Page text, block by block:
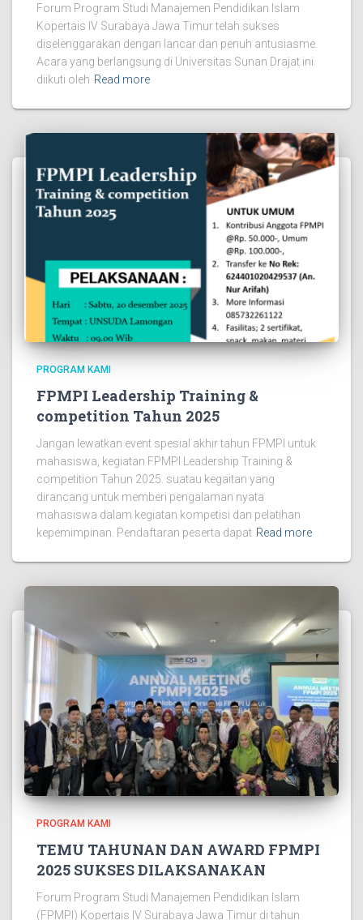
Forum Program Studi Manajemen Pendidikan Islam
Kopertais IV Surabaya Jawa Timur telah sukses
diselenggarakan dengan lancar dan penuh antusiasme.
Acara yang berlangsung di Universitas Sunan Drajat ini
diikuti oleh Read more
PROGRAM KAMI
FPMPI Leadership Training &
competition Tahun 2025
Jangan lewatkan event spesial akhir tahun FPMPI untuk
mahasiswa, kegiatan FPMPI Leadership Training &
competition Tahun 2025. suatau kegaitan yang
dirancang untuk memberi pengalaman nyata
mahasiswa dalam kegiatan kompetisi dan pelatihan
kepemimpinan. Pendaftaran peserta dapat Read more
PROGRAM KAMI
TEMU TAHUNAN DAN AWARD FPMPI
2025 SUKSES DILAKSANAKAN
Forum Program Studi Manajemen Pendidikan Islam
(FPMPI) Kopertais IV Surabaya Jawa Timur di tahun